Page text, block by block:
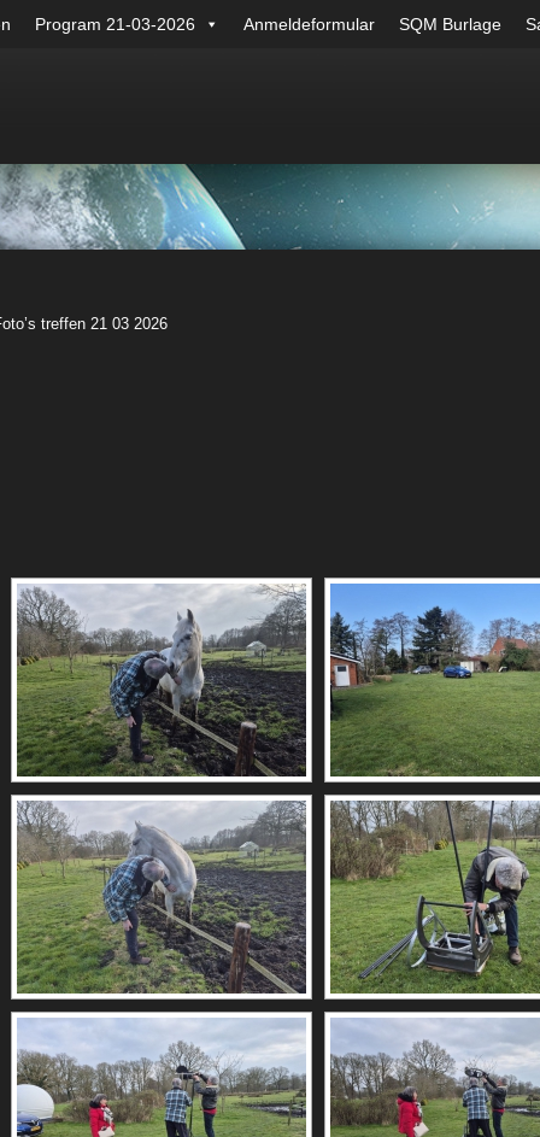
Program 21-03-2026 Anmeldeformular SQM Burlage
treffen 21 03 2026